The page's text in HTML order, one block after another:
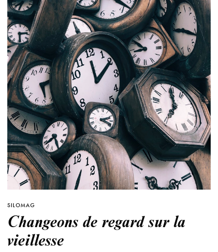
SILOMAG
Changeons de regard sur la
vieillesse